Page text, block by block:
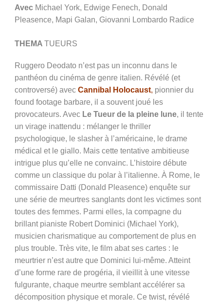
Avec Michael York, Edwige Fenech, Donald
Pleasence, Mapi Galan, Giovanni Lombardo Radice
THEMA TUEURS
Ruggero Deodato n’est pas un inconnu dans le
panthéon du cinéma de genre italien. Révélé (et
controversé) avec Cannibal Holocaust, pionnier du
found footage barbare, il a souvent joué les
provocateurs. Avec Le Tueur de la pleine lune, il tente
un virage inattendu : mélanger le thriller
psychologique, le slasher à l’américaine, le drame
médical et le giallo. Mais cette tentative ambitieuse
intrigue plus qu’elle ne convainc. L’histoire débute
comme un classique du polar à l’italienne. À Rome, le
commissaire Datti (Donald Pleasence) enquête sur
une série de meurtres sanglants dont les victimes sont
toutes des femmes. Parmi elles, la compagne du
brillant pianiste Robert Dominici (Michael York),
musicien charismatique au comportement de plus en
plus trouble. Très vite, le film abat ses cartes : le
meurtrier n’est autre que Dominici lui-même. Atteint
d’une forme rare de progéria, il vieillit à une vitesse
fulgurante, chaque meurtre semblant accélérer sa
décomposition physique et morale. Ce twist, révélé